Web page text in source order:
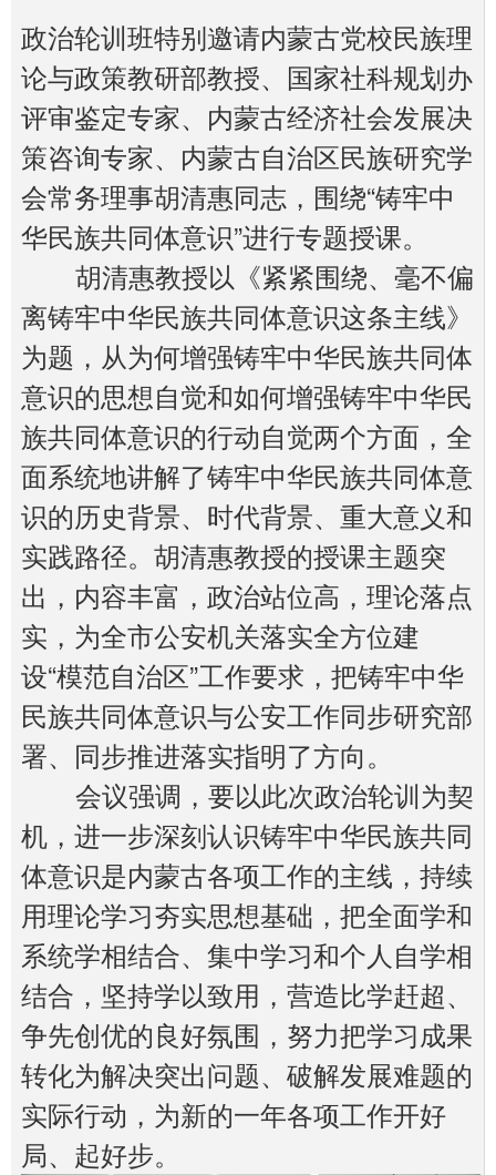
政治轮训班特别邀请内蒙古党校民族理
论与政策教研部教授、国家社科规划办
评审鉴定专家、内蒙古经济社会发展决
策咨询专家、内蒙古自治区民族研究学
会常务理事胡清惠同志，围绕“铸牢中
华民族共同体意识”进行专题授课。
胡清惠教授以《紧紧围绕、毫不偏
离铸牢中华民族共同体意识这条主线》
为题，从为何增强铸牢中华民族共同体
意识的思想自觉和如何增强铸牢中华民
族共同体意识的行动自觉两个方面，全
面系统地讲解了铸牢中华民族共同体意
识的历史背景、时代背景、重大意义和
实践路径。胡清惠教授的授课主题突
出，内容丰富，政治站位高，理论落点
实，为全市公安机关落实全方位建
设“模范自治区”工作要求，把铸牢中华
民族共同体意识与公安工作同步研究部
署、同步推进落实指明了方向。
会议强调，要以此次政治轮训为契
机，进一步深刻认识铸牢中华民族共同
体意识是内蒙古各项工作的主线，持续
用理论学习夯实思想基础，把全面学和
系统学相结合、集中学习和个人自学相
结合，坚持学以致用，营造比学赶超、
争先创优的良好氛围，努力把学习成果
转化为解决突出问题、破解发展难题的
实际行动，为新的一年各项工作开好
局、起好步。